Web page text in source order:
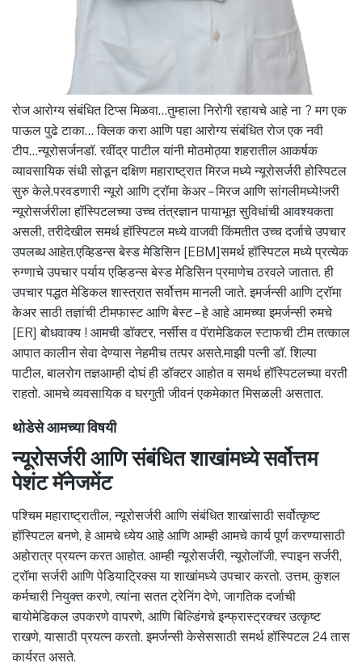
रोज आरोग्य संबंधित टिप्स मिळवा…तुम्हाला निरोगी रहायचे आहे ना ? मग एक
पाऊल पुढे टाका… क्लिक करा आणि पहा आरोग्य संबंधित रोज एक नवी
टीप…न्यूरोसर्जनडॉ. रवींद्र पाटील यांनी मोठमोठ्या शहरातील आकर्षक
व्यावसायिक संधी सोडून दक्षिण महाराष्ट्रात मिरज मध्ये न्यूरोसर्जरी होस्पिटल
सुरु केले.परवडणारी न्यूरो आणि ट्रॉमा केअर – मिरज आणि सांगलीमध्ये!जरी
न्यूरोसर्जरीला हॉस्पिटलच्या उच्च तंत्रज्ञान पायाभूत सुविधांची आवश्यकता
असली, तरीदेखील समर्थ हॉस्पिटल मध्ये वाजवी किंमतीत उच्च दर्जाचे उपचार
उपलब्ध आहेत.एव्हिडन्स बेस्ड मेडिसिन [EBM]समर्थ हॉस्पिटल मध्ये प्रत्येक
रुग्णाचे उपचार पर्याय एव्हिडन्स बेस्ड मेडिसिन प्रमाणेच ठरवले जातात. ही
उपचार पद्धत मेडिकल शास्त्रात सर्वोत्तम मानली जाते. इमर्जन्सी आणि ट्रॉमा
केअर साठी तज्ञांची टीमफास्ट आणि बेस्ट – हे आहे आमच्या इमर्जन्सी रुमचे
[ER] बोधवाक्य ! आमची डॉक्टर, नर्सीस व पॅरामेडिकल स्टाफची टीम तत्काल
आपात कालीन सेवा देण्यास नेहमीच तत्पर असते.माझी पत्नी डॉ. शिल्पा
पाटील, बालरोग तज्ञआम्ही दोघं ही डॉक्टर आहोत व समर्थ हॉस्पिटलच्या वरती
राहतो. आमचे व्यवसायिक व घरगुती जीवनं एकमेकात मिसळली असतात.
थोडेसे आमच्या विषयी
न्यूरोसर्जरी आणि संबंधित शाखांमध्ये सर्वोत्तम
पेशंट मॅनेजमेंट
पश्चिम महाराष्ट्रातील, न्यूरोसर्जरी आणि संबंधित शाखांसाठी सर्वोत्कृष्ट
हॉस्पिटल बनणे, हे आमचे ध्येय आहे आणि आम्ही आमचे कार्य पूर्ण करण्यासाठी
अहोरात्र प्रयत्न करत आहोत. आम्ही न्यूरोसर्जरी, न्यूरोलॉजी, स्पाइन सर्जरी,
ट्रॉमा सर्जरी आणि पेडियाट्रिक्स या शाखांमध्ये उपचार करतो. उत्तम, कुशल
कर्मचारी नियुक्त करणे, त्यांना सतत ट्रेनिंग देणे, जागतिक दर्जाची
बायोमेडिकल उपकरणे वापरणे, आणि बिल्डिंगचे इन्फ्रास्ट्रक्चर उत्कृष्ट
राखणे, यासाठी प्रयत्न करतो. इमर्जन्सी केसेससाठी समर्थ हॉस्पिटल 24 तास
कार्यरत असते.